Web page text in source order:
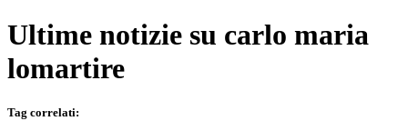
Ultime notizie su carlo maria
lomartire
Tag correlati: